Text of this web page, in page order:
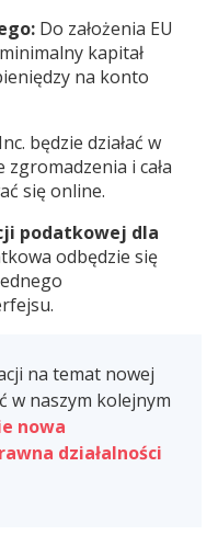
Do założenia EU
kapitał
na konto
będzie działać w
i cała
się online.
podatkowej dla
odbędzie się
na temat nowej
w naszym kolejnym
nowa
działalności